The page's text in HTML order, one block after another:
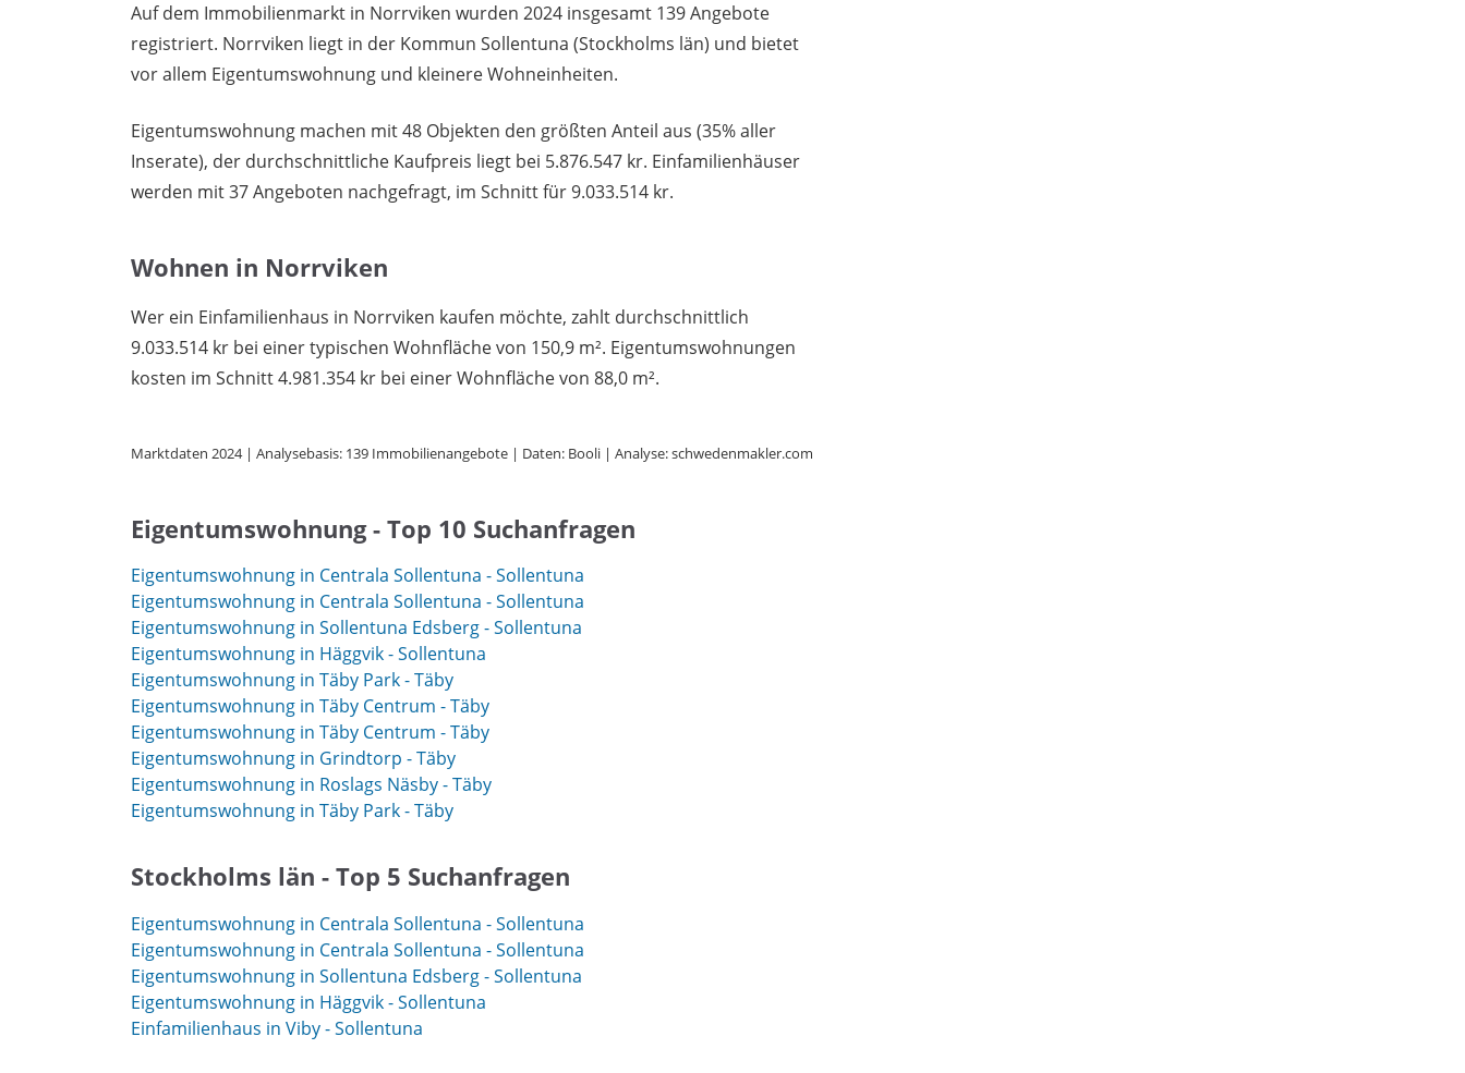
Auf dem Immobilienmarkt in Norrviken wurden 2024 insgesamt 139 Angebote
registriert. Norrviken liegt in der Kommun Sollentuna (Stockholms län) und bietet
vor allem Eigentumswohnung und kleinere Wohneinheiten.
Eigentumswohnung machen mit 48 Objekten den größten Anteil aus (35% aller
Inserate), der durchschnittliche Kaufpreis liegt bei 5.876.547 kr. Einfamilienhäuser
werden mit 37 Angeboten nachgefragt, im Schnitt für 9.033.514 kr.
Wohnen in Norrviken
Wer ein Einfamilienhaus in Norrviken kaufen möchte, zahlt durchschnittlich
9.033.514 kr bei einer typischen Wohnfläche von 150,9 m². Eigentumswohnungen
kosten im Schnitt 4.981.354 kr bei einer Wohnfläche von 88,0 m².
Marktdaten 2024 | Analysebasis: 139 Immobilienangebote | Daten: Booli | Analyse: schwedenmakler.com
Eigentumswohnung - Top 10 Suchanfragen
Eigentumswohnung in Centrala Sollentuna - Sollentuna
Eigentumswohnung in Centrala Sollentuna - Sollentuna
Eigentumswohnung in Sollentuna Edsberg - Sollentuna
Eigentumswohnung in Häggvik - Sollentuna
Eigentumswohnung in Täby Park - Täby
Eigentumswohnung in Täby Centrum - Täby
Eigentumswohnung in Täby Centrum - Täby
Eigentumswohnung in Grindtorp - Täby
Eigentumswohnung in Roslags Näsby - Täby
Eigentumswohnung in Täby Park - Täby
Stockholms län - Top 5 Suchanfragen
Eigentumswohnung in Centrala Sollentuna - Sollentuna
Eigentumswohnung in Centrala Sollentuna - Sollentuna
Eigentumswohnung in Sollentuna Edsberg - Sollentuna
Eigentumswohnung in Häggvik - Sollentuna
Einfamilienhaus in Viby - Sollentuna